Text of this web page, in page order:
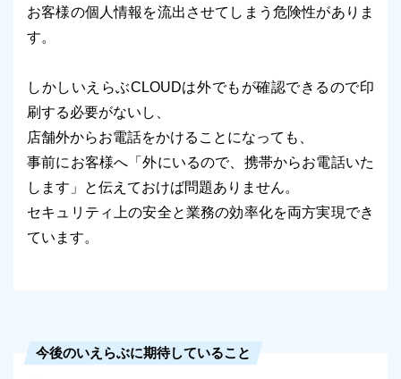
お客様の個人情報を流出させてしまう危険性がありま
す。
しかしいえらぶCLOUDは外でもが確認できるので印
刷する必要がないし、
店舗外からお電話をかけることになっても、
事前にお客様へ「外にいるので、携帯からお電話いた
します」と伝えておけば問題ありません。
セキュリティ上の安全と業務の効率化を両方実現でき
ています。
今後のいえらぶに期待していること